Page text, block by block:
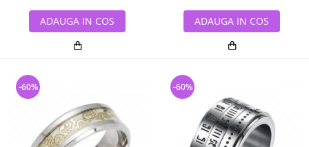
ADAUGA IN COS ADAUGA IN COS
-60% -60%